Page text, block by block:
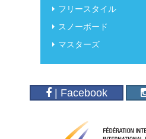
フリースタイル
スノーボード
マスターズ
| Facebook